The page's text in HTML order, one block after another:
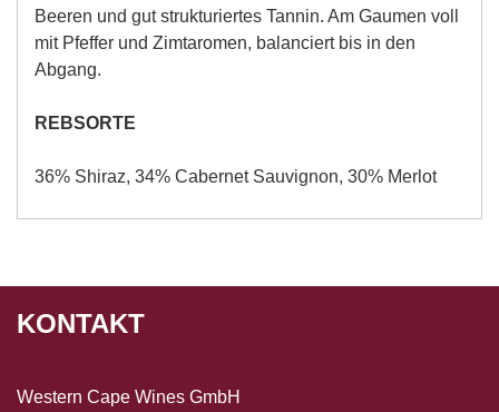
Beeren und gut strukturiertes Tannin. Am Gaumen voll
mit Pfeffer und Zimtaromen, balanciert bis in den
Abgang.
REBSORTE
36% Shiraz, 34% Cabernet Sauvignon, 30% Merlot
KONTAKT
Western Cape Wines GmbH